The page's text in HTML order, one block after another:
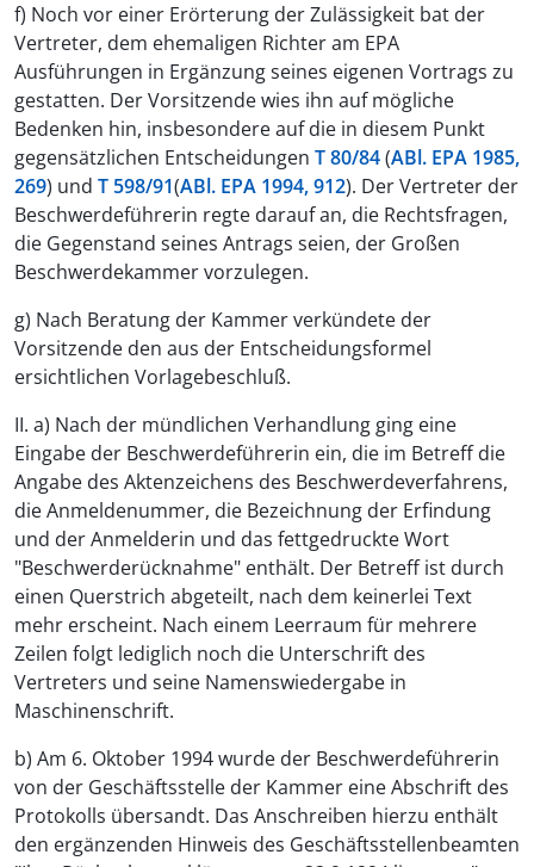
f) Noch vor einer Erörterung der Zulässigkeit bat der
Vertreter, dem ehemaligen Richter am EPA
Ausführungen in Ergänzung seines eigenen Vortrags zu
gestatten. Der Vorsitzende wies ihn auf mögliche
Bedenken hin, insbesondere auf die in diesem Punkt
gegensätzlichen Entscheidungen T 80/84(ABl. EPA 1985,
269) und T 598/91(ABl. EPA 1994, 912). Der Vertreter der
Beschwerdeführerin regte darauf an, die Rechtsfragen,
die Gegenstand seines Antrags seien, der Großen
Beschwerdekammer vorzulegen.
g) Nach Beratung der Kammer verkündete der
Vorsitzende den aus der Entscheidungsformel
ersichtlichen Vorlagebeschluß.
II. a) Nach der mündlichen Verhandlung ging eine
Eingabe der Beschwerdeführerin ein, die im Betreff die
Angabe des Aktenzeichens des Beschwerdeverfahrens,
die Anmeldenummer, die Bezeichnung der Erfindung
und der Anmelderin und das fettgedruckte Wort
"Beschwerderücknahme" enthält. Der Betreff ist durch
einen Querstrich abgeteilt, nach dem keinerlei Text
mehr erscheint. Nach einem Leerraum für mehrere
Zeilen folgt lediglich noch die Unterschrift des
Vertreters und seine Namenswiedergabe in
Maschinenschrift.
b) Am 6. Oktober 1994 wurde der Beschwerdeführerin
von der Geschäftsstelle der Kammer eine Abschrift des
Protokolls übersandt. Das Anschreiben hierzu enthält
den ergänzenden Hinweis des Geschäftsstellenbeamten